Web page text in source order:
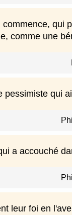
qui
comme une
pessimiste qui
a accouché
leur foi en